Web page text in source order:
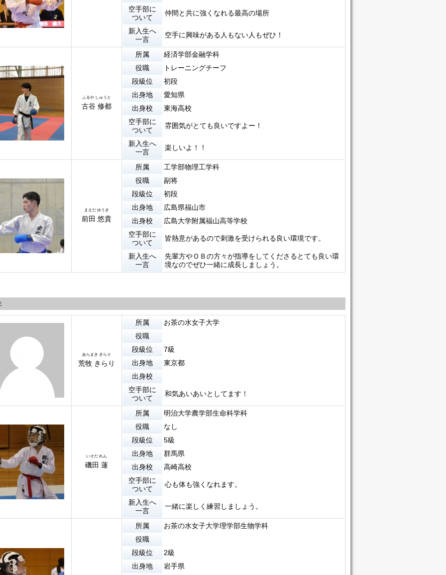
空手部に
ついて
仲間と共に強くなれる最高の場所
新入生へ
一言
空手に興味がある人もない人もぜひ！
ふるや しゅうと
古谷 修都
所属
経済学部金融学科
役職
トレーニングチーフ
段級位
初段
出身地
愛知県
出身校
東海高校
空手部に
ついて
雰囲気がとても良いですよー！
新入生へ
一言
楽しいよ！！
まえだ ゆうき
前田 悠貴
所属
工学部物理工学科
役職
副将
段級位
初段
出身地
広島県福山市
出身校
広島大学附属福山高等学校
空手部に
ついて
皆熱意があるので刺激を受けられる良い環境です。
新入生へ
一言
先輩方やＯＢの方々が指導をしてくださるとても良い環
境なのでぜひ一緒に成長しましょう。
あらまき きらり
荒牧 きらり
所属
お茶の水女子大学
役職
段級位
7級
出身地
東京都
出身校
空手部に
ついて
和気あいあいとしてます！
いそだ れん
磯田 蓮
所属
明治大学農学部生命科学科
役職
なし
段級位
5級
出身地
群馬県
出身校
高崎高校
空手部に
ついて
心も体も強くなれます。
新入生へ
一言
一緒に楽しく練習しましょう。
所属
お茶の水女子大学理学部生物学科
役職
段級位
2級
出身地
岩手県